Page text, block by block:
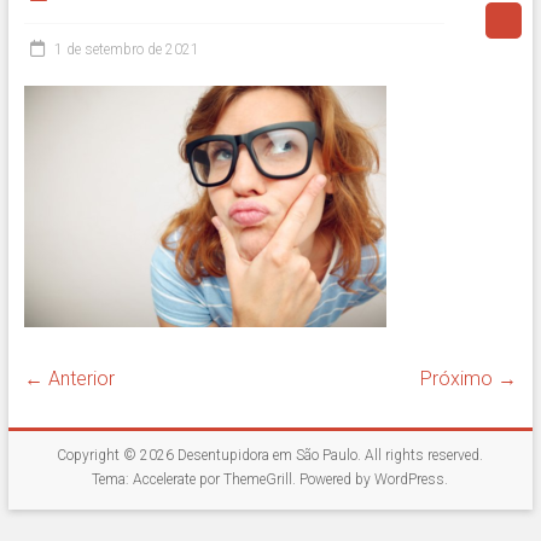
1 de setembro de 2021
← Anterior Próximo →
Copyright © 2026 Desentupidora em São Paulo. All rights reserved.
Tema:Accelerate por ThemeGrill. Powered byWordPress.